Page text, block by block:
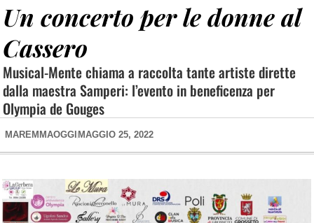
Un concerto per le donne al
Cassero
Musical-Mente chiama a raccolta tante artiste dirette
dalla maestra Samperi: l’evento in beneficenza per
Olympia de Gouges
MAREMMAOGGI MAGGIO 25, 2022